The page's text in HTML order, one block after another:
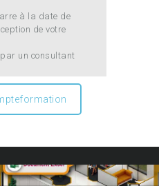
à la date de
de votre
un consultant